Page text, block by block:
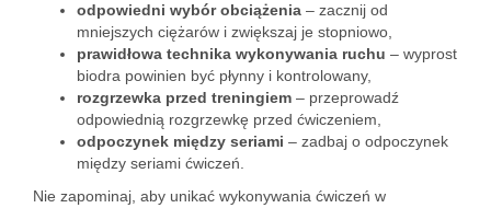
odpowiedni wybór obciążenia – zacznij od
mniejszych ciężarów i zwiększaj je stopniowo,
prawidłowa technika wykonywania ruchu – wyprost
biodra powinien być płynny i kontrolowany,
rozgrzewka przed treningiem – przeprowadź
odpowiednią rozgrzewkę przed ćwiczeniem,
odpoczynek między seriami – zadbaj o odpoczynek
między seriami ćwiczeń.
Nie zapominaj, aby unikać wykonywania ćwiczeń w